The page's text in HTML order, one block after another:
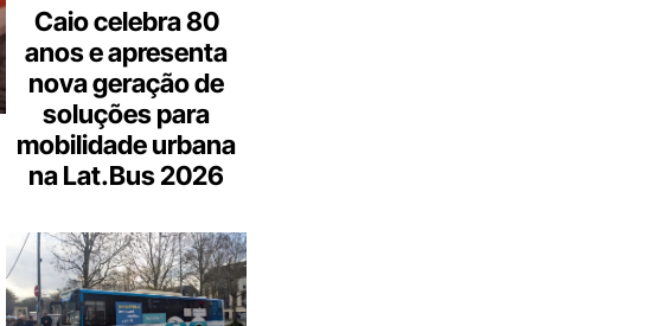
Caio celebra 80
anos e apresenta
nova geração de
soluções para
mobilidade urbana
na Lat.Bus 2026